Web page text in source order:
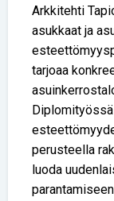
Arkkitehti
asukkaat ja
tarjoaa
perusteella
luoda